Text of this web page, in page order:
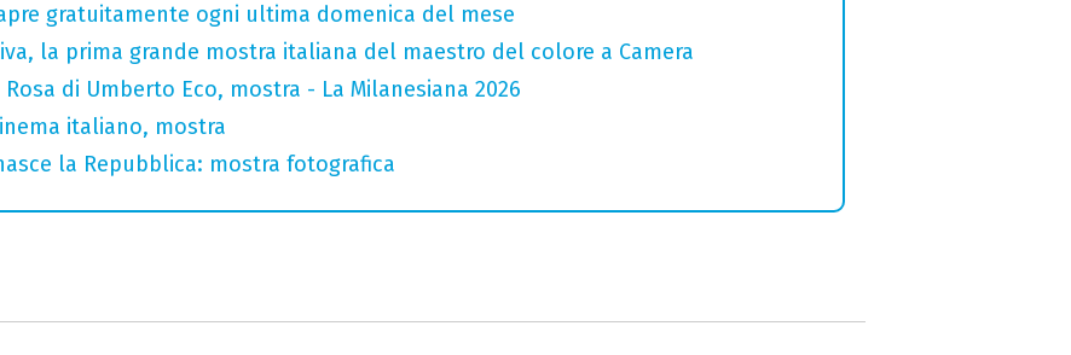
gratuitamente ogni ultima domenica del mese
la prima grande mostra italiana del maestro del colore a Camera
di Umberto Eco, mostra - La Milanesiana 2026
italiano, mostra
la Repubblica: mostra fotografica